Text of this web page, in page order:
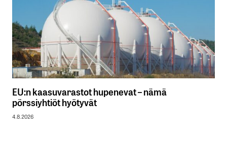
EU:n kaasuvarastot hupenevat – nämä
pörssiyhtiöt hyötyvät
4.8.2026